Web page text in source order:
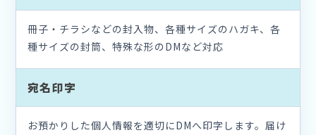
冊子・チラシなどの封入物、各種サイズのハガキ、各
種サイズの封筒、特殊な形のDMなど対応
宛名印字
お預かりした個人情報を適切にDMへ印字します。届け